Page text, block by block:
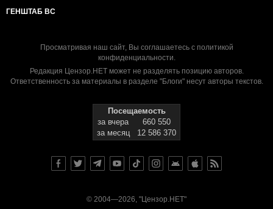
ГЕНШТАБ ВС
Просматривая наш сайт, Вы соглашаетесь с политикой
конфиденциальности.
Редакция Цензор.НЕТ может не разделять позицию авторов.
Ответственность за материалы в разделе "Блоги" несут авторы текстов.
Посещаемость
за вчера
660 550
за месяц
12 586 370
© 2004—2026, "Цензор.НЕТ"